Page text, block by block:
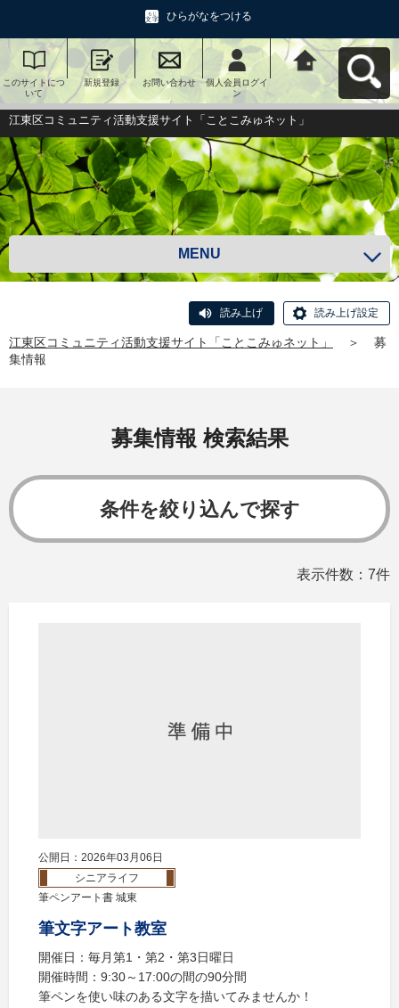
ひらがなをつける
このサイトにつ
いて
新規登録 お問い合わせ
個人会員ログイ
ン
江東区コミュニ
ティ活動支援サ
イト「ことこみ
ゅネット」へ戻
る
江東区コミュニティ活動支援サイト「ことこみゅネット」
MENU
読み上げ 読み上げ設定
江東区コミュニティ活動支援サイト「ことこみゅネット」 ＞
募
集情報
募集情報 検索結果
条件を絞り込んで探す
表示件数：7件
公開日：2026年03月06日
シニアライフ
筆ペンアート書 城東
筆文字アート教室
開催日：毎月第1・第2・第3日曜日
開催時間：9:30～17:00の間の90分間
筆ペンを使い味のある文字を描いてみませんか！